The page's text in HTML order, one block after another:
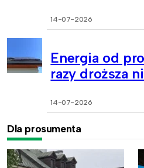
14-07-2026
Energia od
razy droższa
14-07-2026
Dla prosumenta